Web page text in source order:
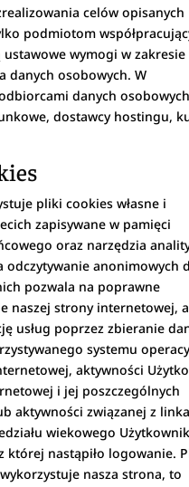
celów opisanych
podmiotom
ustawowe wymogi w zakresie
danych osobowych. W
danych
dostawcy hostingu,
pliki cookies własne i
zapisywane w pamięci
oraz narzędzia
odczytywanie anonimowych
pozwala na poprawne
naszej strony internetowej,
usług poprzez zbieranie
systemu
aktywności
i jej poszczególnych
aktywności związanej z
wiekowego
której nastąpiło logowanie.
nasza strona, to